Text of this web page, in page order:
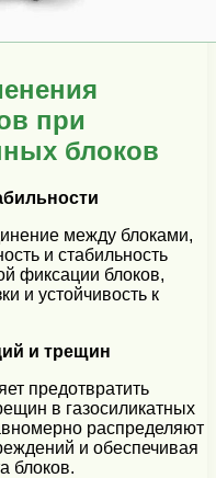
при
блоков
между блоками,
и стабильность
фиксации блоков,
и устойчивость к
и трещин
предотвратить
в газосиликатных
распределяют
и обеспечивая
блоков.